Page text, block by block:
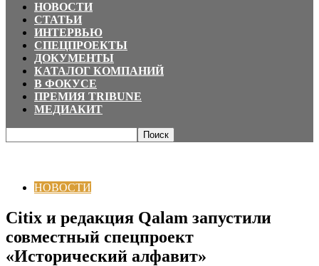
НОВОСТИ
СТАТЬИ
ИНТЕРВЬЮ
СПЕЦПРОЕКТЫ
ДОКУМЕНТЫ
КАТАЛОГ КОМПАНИЙ
В ФОКУСЕ
ПРЕМИЯ TRIBUNE
МЕДИАКИТ
НОВОСТИ
Citix и редакция Qalam запустили
совместный спецпроект
«Исторический алфавит»